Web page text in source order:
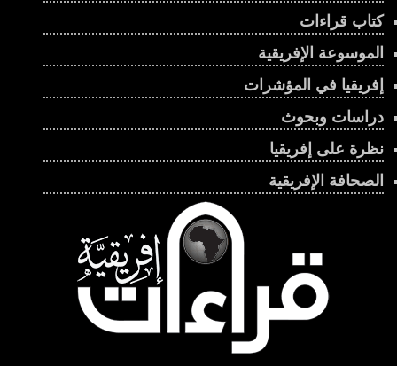
كتاب قراءات
الموسوعة الإفريقية
إفريقيا في المؤشرات
دراسات وبحوث
نظرة على إفريقيا
الصحافة الإفريقية